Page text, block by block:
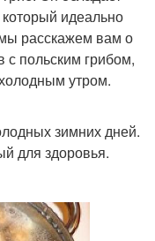
идеально
расскажем вам о
с польским грибом,
утром.
зимних дней.
для здоровья.